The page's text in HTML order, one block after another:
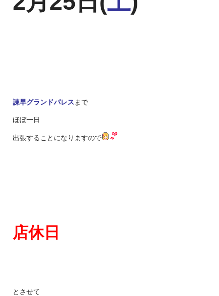
諫早グランドパレス まで
ほぼ一日
出張することになりますので
店休日
とさせて